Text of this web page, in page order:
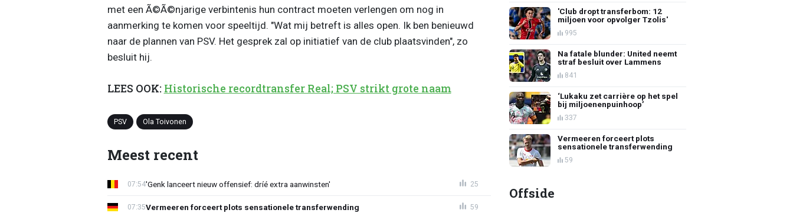
met een Ã©Ã©njarige verbintenis hun contract moeten verlengen om nog in
aanmerking te komen voor speeltijd. "Wat mij betreft is alles open. Ik ben benieuwd
naar de plannen van PSV. Het gesprek zal op initiatief van de club plaatsvinden", zo
besluit hij.
LEES OOK: Historische recordtransfer Real; PSV strikt grote naam
PSV Ola Toivonen
Meest recent
'Genk lanceert nieuw offensief: dríé extra aanwinsten'
07:54 25
Vermeeren forceert plots sensationele transferwending
07:35 59
'Club dropt transferbom: 12
miljoen voor opvolger Tzolis'
995
Na fatale blunder: United neemt
straf besluit over Lammens
841
‘Lukaku zet carrière op het spel
bij miljoenenpuinhoop’
337
Vermeeren forceert plots
sensationele transferwending
59
Offside